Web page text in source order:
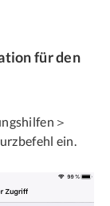
für den
＞
ein.